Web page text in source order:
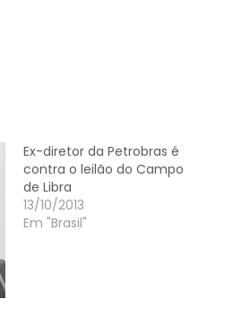
Ex-diretor da Petrobras é
contra o leilão do Campo
de Libra
13/10/2013
Em "Brasil"